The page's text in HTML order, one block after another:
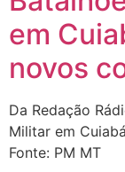
em
novos
Da Redação
Militar em
Fonte: PM MT